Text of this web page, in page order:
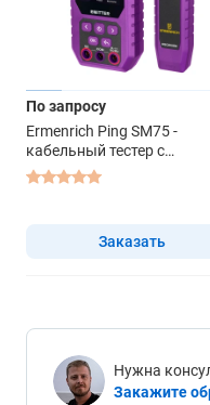
По запросу
Ermenrich Ping SM75 -
кабельный тестер с
мультиметром
Заказать
Нужна
Закажите